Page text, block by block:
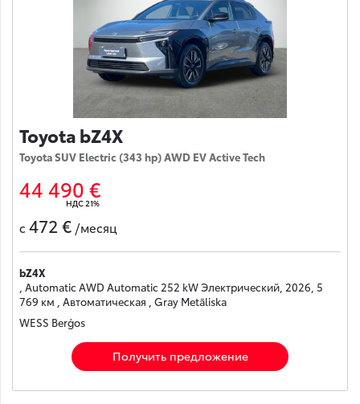
Toyota bZ4X
Toyota SUV Electric (343 hp) AWD EV Active Tech
44 490 €
НДС 21%
с 472 € /месяц
bZ4X
, Automatic AWD Automatic 252 kW Электрический, 2026, 5
769 км , Автоматическая , Gray Metāliska
WESS Berģos
Получить предложение